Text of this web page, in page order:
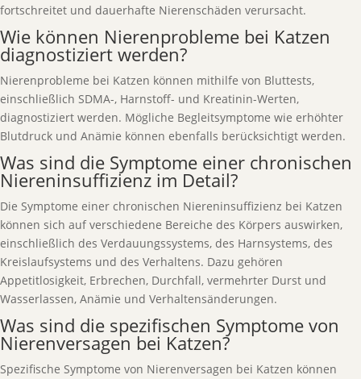
fortschreitet und dauerhafte Nierenschäden verursacht.
Wie können Nierenprobleme bei Katzen
diagnostiziert werden?
Nierenprobleme bei Katzen können mithilfe von Bluttests,
einschließlich SDMA-, Harnstoff- und Kreatinin-Werten,
diagnostiziert werden. Mögliche Begleitsymptome wie erhöhter
Blutdruck und Anämie können ebenfalls berücksichtigt werden.
Was sind die Symptome einer chronischen
Niereninsuffizienz im Detail?
Die Symptome einer chronischen Niereninsuffizienz bei Katzen
können sich auf verschiedene Bereiche des Körpers auswirken,
einschließlich des Verdauungssystems, des Harnsystems, des
Kreislaufsystems und des Verhaltens. Dazu gehören
Appetitlosigkeit, Erbrechen, Durchfall, vermehrter Durst und
Wasserlassen, Anämie und Verhaltensänderungen.
Was sind die spezifischen Symptome von
Nierenversagen bei Katzen?
Spezifische Symptome von Nierenversagen bei Katzen können